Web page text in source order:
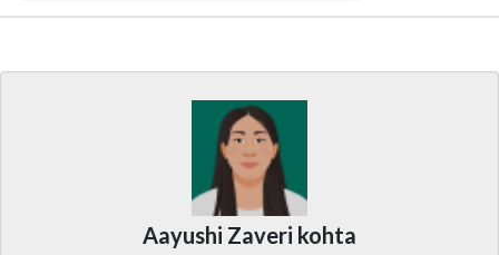
Aayushi Zaveri kohta